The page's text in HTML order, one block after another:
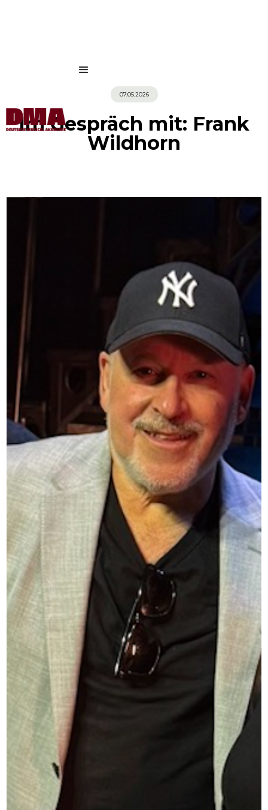
07.05.2026
Im Gespräch mit: Frank
Wildhorn